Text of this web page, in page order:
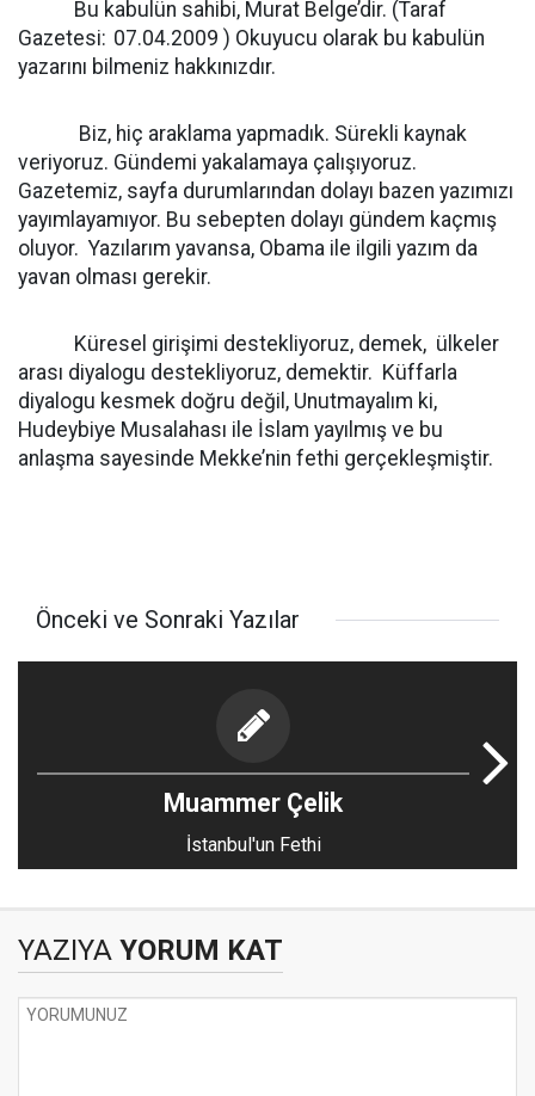
Bu kabulün sahibi, Murat Belge’dir. (Taraf
Gazetesi: 07.04.2009 ) Okuyucu olarak bu kabulün
yazarını bilmeniz hakkınızdır.
Biz, hiç araklama yapmadık. Sürekli kaynak
veriyoruz. Gündemi yakalamaya çalışıyoruz.
Gazetemiz, sayfa durumlarından dolayı bazen yazımızı
yayımlayamıyor. Bu sebepten dolayı gündem kaçmış
oluyor. Yazılarım yavansa, Obama ile ilgili yazım da
yavan olması gerekir.
Küresel girişimi destekliyoruz, demek, ülkeler
arası diyalogu destekliyoruz, demektir. Küffarla
diyalogu kesmek doğru değil, Unutmayalım ki,
Hudeybiye Musalahası ile İslam yayılmış ve bu
anlaşma sayesinde Mekke’nin fethi gerçekleşmiştir.
Önceki ve Sonraki Yazılar
Muammer Çelik
İstanbul'un Fethi
YAZIYA YORUM KAT